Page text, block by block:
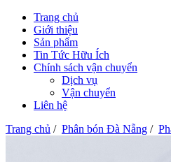
Trang chủ
Giới thiệu
Sản phẩm
Tin Tức Hữu Ích
Chính sách vận chuyển
Dịch vụ
Vận chuyển
Liên hệ
Trang chủ / Phân bón Đà Nẵng /